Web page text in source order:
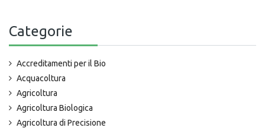
Categorie
Accreditamenti per il Bio
Acquacoltura
Agricoltura
Agricoltura Biologica
Agricoltura di Precisione